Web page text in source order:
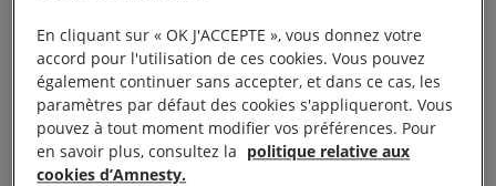
directrice d’Amnesty Turquie et les 9 autres
défenseurs ont été libérés sous caution.
Une importante victoire qui ne doit pas nous faire
oublier qu’aucun d’eux n’aurait dû passer un seul
En cliquant sur « OK J'ACCEPTE », vous donnez votre
accord pour l'utilisation de ces cookies. Vous pouvez
également continuer sans accepter, et dans ce cas, les
paramètres par défaut des cookies s'appliqueront. Vous
pouvez à tout moment modifier vos préférences. Pour
en savoir plus, consultez la politique relative aux
cookies d’Amnesty.